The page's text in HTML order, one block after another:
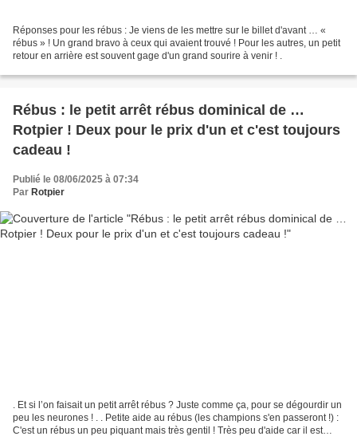
Réponses pour les rébus : Je viens de les mettre sur le billet d'avant … «
rébus » ! Un grand bravo à ceux qui avaient trouvé ! Pour les autres, un petit
retour en arrière est souvent gage d'un grand sourire à venir ! .
Rébus : le petit arrêt rébus dominical de …
Rotpier ! Deux pour le prix d'un et c'est toujours
cadeau !
Publié le 08/06/2025 à 07:34
Par Rotpier
. Et si l’on faisait un petit arrêt rébus ? Juste comme ça, pour se dégourdir un
peu les neurones ! . . Petite aide au rébus (les champions s'en passeront !) :
C'est un rébus un peu piquant mais très gentil ! Très peu d'aide car il est